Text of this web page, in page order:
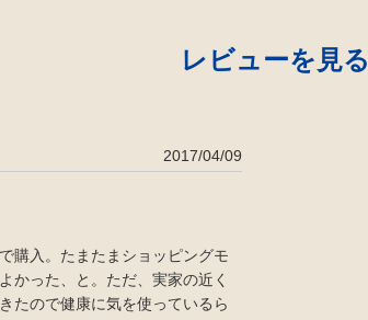
レビューを見る
2017/04/09
購入。たまたまショッピングモ
かった、と。ただ、実家の近く
たので健康に気を使っているら